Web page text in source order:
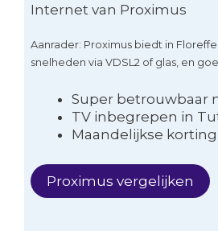
Internet van Proximus
Aanrader: Proximus biedt in
snelheden via VDSL2 of glas, en
Super betrouwbaar
TV inbegrepen in
Maandelijkse korting
Proximus vergelijken